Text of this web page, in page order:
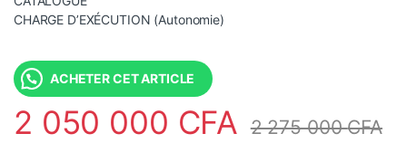
CHARGE D’EXÉCUTION (Autonomie)
ACHETER CET ARTICLE
2 050 000 CFA 2 275 000CFA